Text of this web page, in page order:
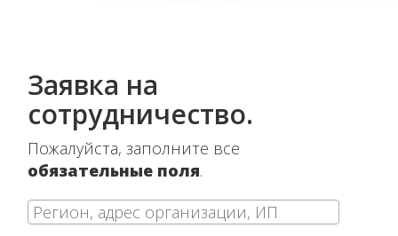
­Заявка на
сотрудничество.
Пожалуйста, заполните все
обязательные поля.